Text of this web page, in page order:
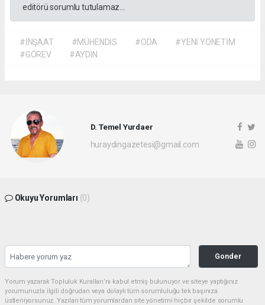
editörü sorumlu tutulamaz...
#İNŞAAT #MÜHENDİS #ODA
#YENİ YÖNETİM
#GÖREV
#AYDIN
D. Temel Yurdaer
huraydingazetesi@gmail.com
Okuyu Yorumları (0)
Gonder
Yorum yazarak Topluluk Kuralları’nı kabul etmiş bulunuyor ve siteye yaptığınız
yorumunuzla ilgili doğrudan veya dolaylı tüm sorumluluğu tek başınıza
üstleniyorsunuz. Yazılan tüm yorumlardan site yönetimi hiçbir şekilde sorumlu